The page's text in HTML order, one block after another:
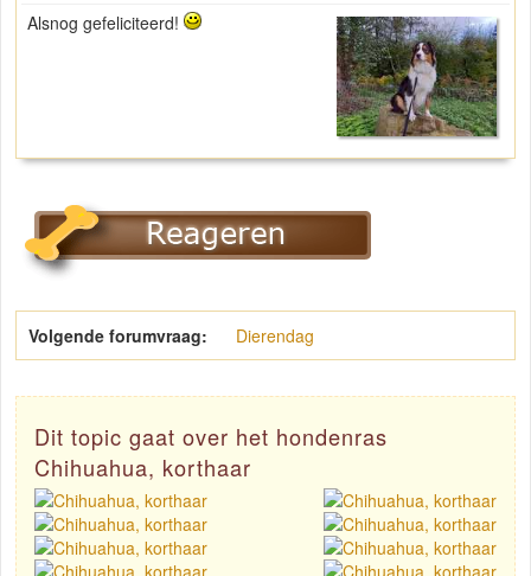
Alsnog gefeliciteerd!
Volgende forumvraag: Dierendag
Dit topic gaat over het hondenras
Chihuahua, korthaar